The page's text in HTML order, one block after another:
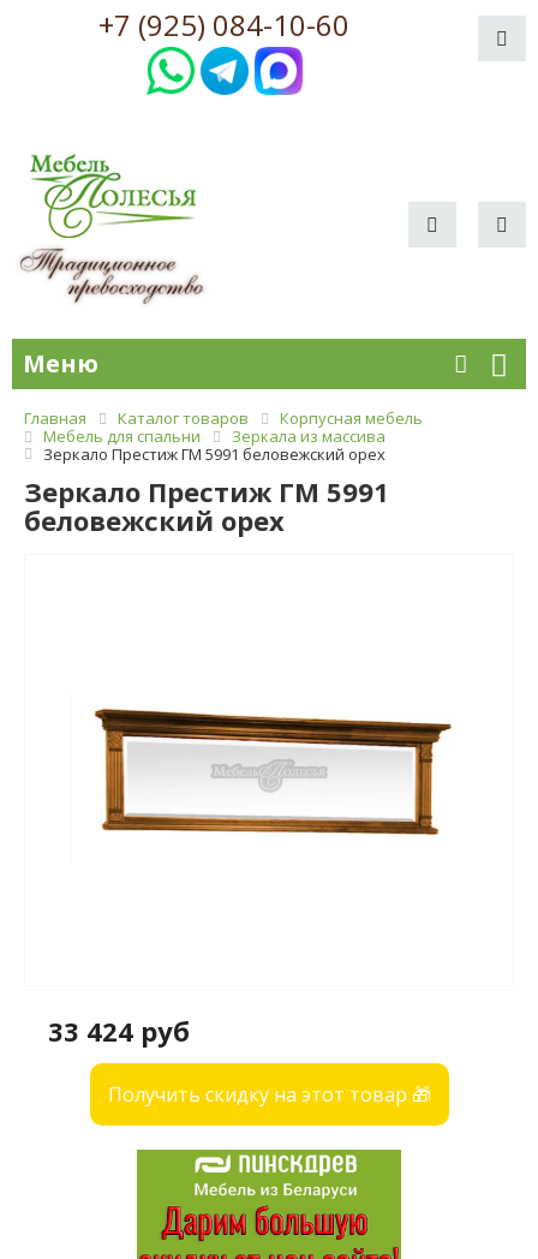
+7 (925) 084-10-60
Меню
Главная Каталог товаров
Корпусная мебель
Мебель для спальни
Зеркала из массива
Зеркало Престиж ГМ 5991 беловежский орех
Зеркало Престиж ГМ 5991
беловежский орех
33 424 руб
Получить скидку на этот товар 🎁